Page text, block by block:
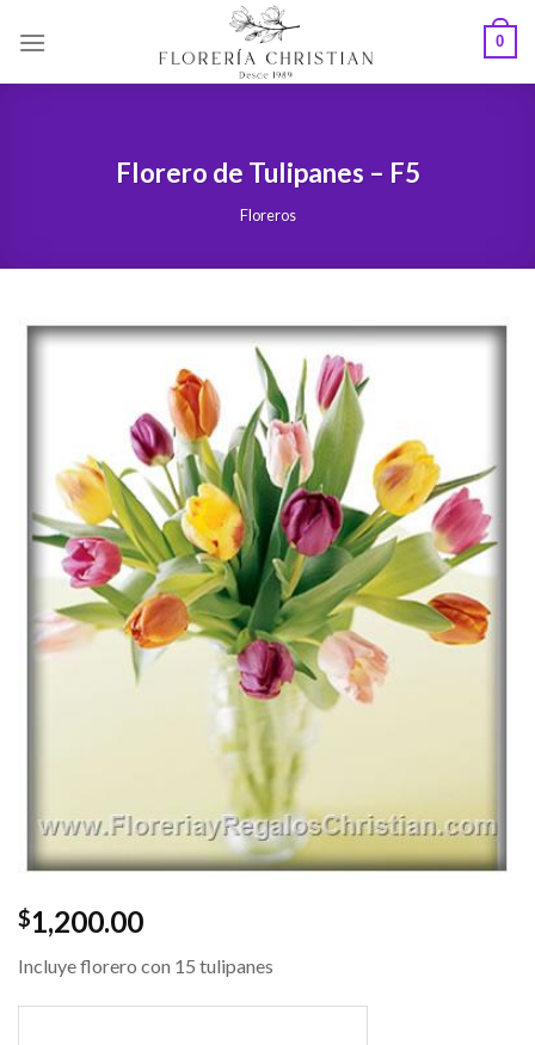
0
Florero de Tulipanes – F5
Floreros
$1,200.00
Incluye florero con 15 tulipanes